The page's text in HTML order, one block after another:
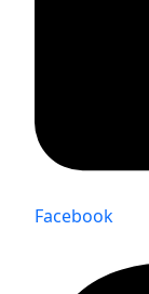
Facebook